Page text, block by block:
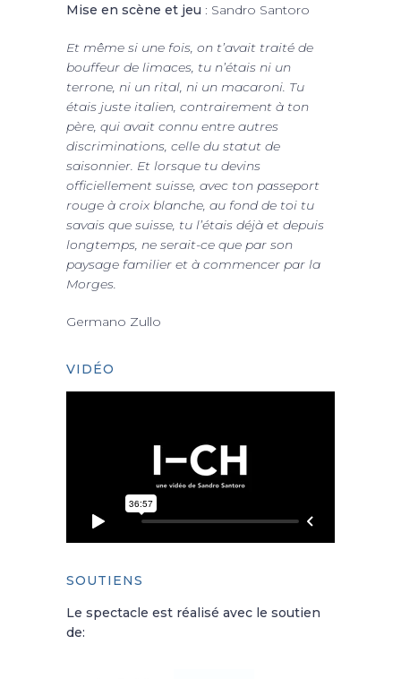
Mise en scène et jeu : Sandro Santoro
Et même si une fois, on t’avait traité de
bouffeur de limaces, tu n’étais ni un
terrone, ni un rital, ni un macaroni. Tu
étais juste italien, contrairement à ton
père, qui avait connu entre autres
discriminations, celle du statut de
saisonnier. Et lorsque tu devins
officiellement suisse, avec ton passeport
rouge à croix blanche, au fond de toi tu
savais que suisse, tu l’étais déjà et depuis
longtemps, ne serait-ce que par son
paysage familier et à commencer par la
Morges.
Germano Zullo
VIDÉO
SOUTIENS
Le spectacle est réalisé avec le soutien
de: